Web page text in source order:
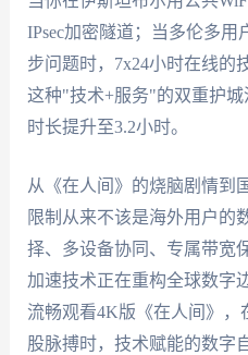
IPsec加密隧道；当多伦多用
步问题时，7x24小时在线的
这种"技术+服务"的双重护
时长提升至3.2小时。
从《在人间》的烧脑剧情到
限制从来不该是海外用户的
择、多设备协同、专属带宽
加速技术正在重构全球数字
流畅观看4K版《在人间》，
股脉搏时，技术赋能的数字